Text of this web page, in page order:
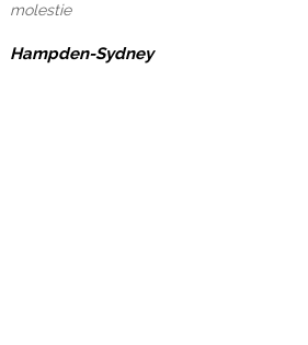
molestie
Hampden-Sydney